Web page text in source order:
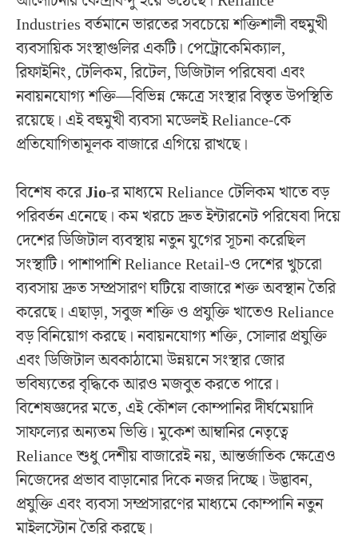
Industries বর্তমানে ভারতের সবচেয়ে শক্তিশালী বহুমুখী
ব্যবসায়িক সংস্থাগুলির একটি। পেট্রোকেমিক্যাল,
রিফাইনিং, টেলিকম, রিটেল, ডিজিটাল পরিষেবা এবং
নবায়নযোগ্য শক্তি—বিভিন্ন ক্ষেত্রে সংস্থার বিস্তৃত উপস্থিতি
রয়েছে। এই বহুমুখী ব্যবসা মডেলই Reliance-কে
প্রতিযোগিতামূলক বাজারে এগিয়ে রাখছে।
বিশেষ করেJio-র মাধ্যমে Reliance টেলিকম খাতে বড়
পরিবর্তন এনেছে। কম খরচে দ্রুত ইন্টারনেট পরিষেবা দিয়ে
দেশের ডিজিটাল ব্যবস্থায় নতুন যুগের সূচনা করেছিল
সংস্থাটি। পাশাপাশি Reliance Retail-ও দেশের খুচরো
ব্যবসায় দ্রুত সম্প্রসারণ ঘটিয়ে বাজারে শক্ত অবস্থান তৈরি
করেছে। এছাড়া, সবুজ শক্তি ও প্রযুক্তি খাতেও Reliance
বড় বিনিয়োগ করছে। নবায়নযোগ্য শক্তি, সোলার প্রযুক্তি
এবং ডিজিটাল অবকাঠামো উন্নয়নে সংস্থার জোর
ভবিষ্যতের বৃদ্ধিকে আরও মজবুত করতে পারে।
বিশেষজ্ঞদের মতে, এই কৌশল কোম্পানির দীর্ঘমেয়াদি
সাফল্যের অন্যতম ভিত্তি। মুকেশ আম্বানির নেতৃত্বে
Reliance শুধু দেশীয় বাজারেই নয়, আন্তর্জাতিক ক্ষেত্রেও
নিজেদের প্রভাব বাড়ানোর দিকে নজর দিচ্ছে। উদ্ভাবন,
প্রযুক্তি এবং ব্যবসা সম্প্রসারণের মাধ্যমে কোম্পানি নতুন
মাইলস্টোন তৈরি করছে।